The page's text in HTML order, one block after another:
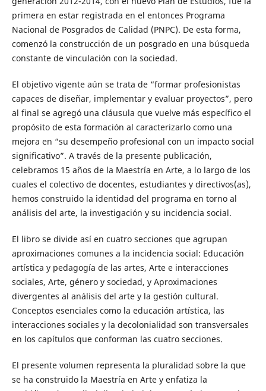
primera en estar registrada en el entonces Programa
Nacional de Posgrados de Calidad (PNPC). De esta forma,
comenzó la construcción de un posgrado en una búsqueda
constante de vinculación con la sociedad.
El objetivo vigente aún se trata de “formar profesionistas
capaces de diseñar, implementar y evaluar proyectos”, pero
al final se agregó una cláusula que vuelve más específico el
propósito de esta formación al caracterizarlo como una
mejora en “su desempeño profesional con un impacto social
significativo”. A través de la presente publicación,
celebramos 15 años de la Maestría en Arte, a lo largo de los
cuales el colectivo de docentes, estudiantes y directivos(as),
hemos construido la identidad del programa en torno al
análisis del arte, la investigación y su incidencia social.
El libro se divide así en cuatro secciones que agrupan
aproximaciones comunes a la incidencia social: Educación
artística y pedagogía de las artes, Arte e interacciones
sociales, Arte, género y sociedad, y Aproximaciones
divergentes al análisis del arte y la gestión cultural.
Conceptos esenciales como la educación artística, las
interacciones sociales y la decolonialidad son transversales
en los capítulos que conforman las cuatro secciones.
El presente volumen representa la pluralidad sobre la que
se ha construido la Maestría en Arte y enfatiza la